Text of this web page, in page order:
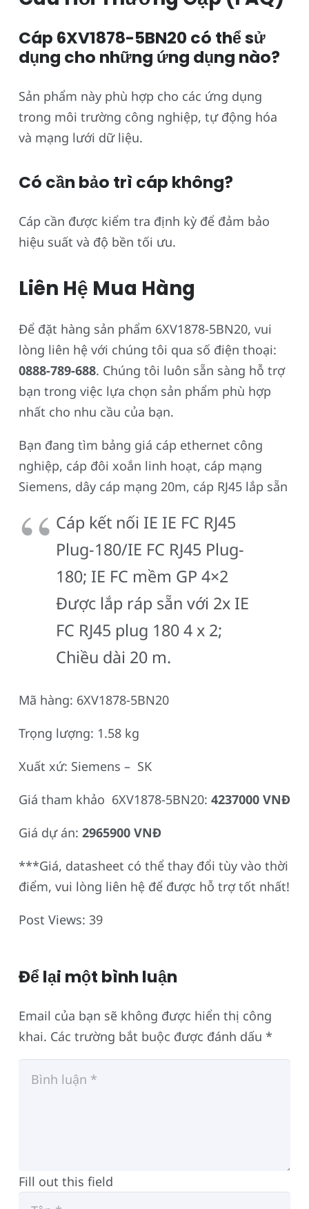
Cáp 6XV1878-5BN20 có thể sử
dụng cho những ứng dụng nào?
Sản phẩm này phù hợp cho các ứng dụng
trong môi trường công nghiệp, tự động hóa
và mạng lưới dữ liệu.
Có cần bảo trì cáp không?
Cáp cần được kiểm tra định kỳ để đảm bảo
hiệu suất và độ bền tối ưu.
Liên Hệ Mua Hàng
Để đặt hàng sản phẩm 6XV1878-5BN20, vui
lòng liên hệ với chúng tôi qua số điện thoại:
0888-789-688. Chúng tôi luôn sẵn sàng hỗ trợ
bạn trong việc lựa chọn sản phẩm phù hợp
nhất cho nhu cầu của bạn.
Bạn đang tìm bảng giá cáp ethernet công
nghiệp, cáp đôi xoắn linh hoạt, cáp mạng
Siemens, dây cáp mạng 20m, cáp RJ45 lắp sẵn
Cáp kết nối IE IE FC RJ45
Plug-180/IE FC RJ45 Plug-
180; IE FC mềm GP 4×2
Được lắp ráp sẵn với 2x IE
FC RJ45 plug 180 4 x 2;
Chiều dài 20 m.
Mã hàng: 6XV1878-5BN20
Trọng lượng: 1.58 kg
Xuất xứ: Siemens – SK
Giá tham khảo 6XV1878-5BN20: 4237000 VNĐ
Giá dự án: 2965900 VNĐ
***Giá, datasheet có thể thay đổi tùy vào thời
điểm, vui lòng liên hệ để được hỗ trợ tốt nhất!
Post Views: 39
Để lại một bình luận
Email của bạn sẽ không được hiển thị công
khai. Các trường bắt buộc được đánh dấu *
Fill out this field